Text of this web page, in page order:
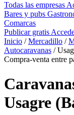
Todas las empresas
Bares y pubs
Comarcas
Publicar gratis
Inicio / Mercadillo /
Autocaravanas /
Compra-venta entre
Usagre